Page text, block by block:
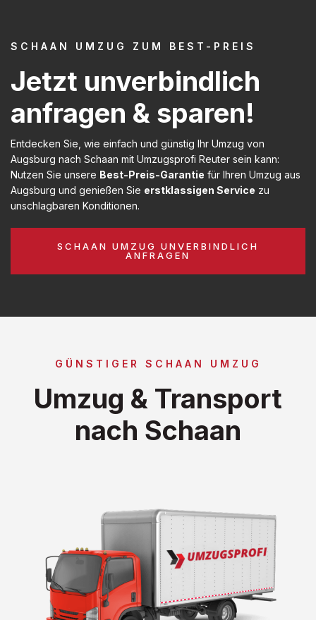
SCHAAN UMZUG ZUM BEST-PREIS
Jetzt unverbindlich
anfragen & sparen!
Entdecken Sie, wie einfach und günstig Ihr Umzug von
Augsburg nach Schaan mit Umzugsprofi Reuter sein kann:
Nutzen Sie unsere Best-Preis-Garantie für Ihren Umzug aus
Augsburg und genießen Sie erstklassigen Service zu
unschlagbaren Konditionen.
SCHAAN UMZUG UNVERBINDLICH
ANFRAGEN
GÜNSTIGER SCHAAN UMZUG
Umzug & Transport
nach Schaan